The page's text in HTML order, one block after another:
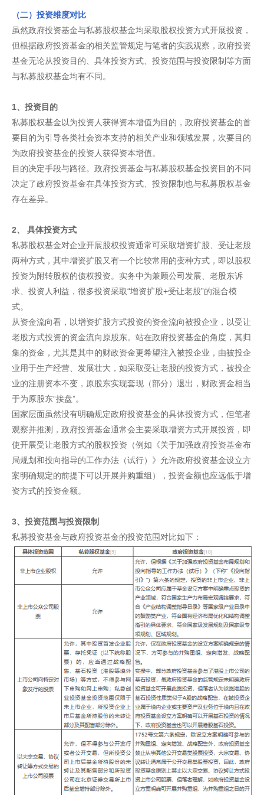
（二）投资维度对比
虽然政府投资基金与私募股权基金均采取股权投资方式开展投资，
但根据政府投资基金的相关监管规定与笔者的实践观察，政府投资
基金无论从投资目的、具体投资方式、投资范围与投资限制等方面
与私募股权基金均有不同。
1、投资目的
私募股权基金以为投资人获得资本增值为目的，政府投资基金的首
要目的为引导各类社会资本支持的相关产业和领域发展，次要目的
为政府投资基金的投资人获得资本增值。
目的决定手段与路径。政府投资基金与私募股权基金投资目的不同
决定了政府投资基金在具体投资方式、投资限制也与私募股权基金
存在差异。
2、 具体投资方式
私募股权基金对企业开展股权投资通常可采取增资扩股、受让老股
两种方式，其中增资扩股又有一个比较常用的变种方式，即以股权
投资为附转股权的债权投资。实务中为兼顾公司发展、老股东诉
求、投资人利益，很多投资采取“增资扩股+受让老股”的混合模
式。
从资金流向看，以增资扩股方式投资的资金流向被投企业，以受让
老股方式投资的资金流向原股东。站在政府投资基金的角度，其归
集的资金，尤其是其中的财政资金更希望注入被投企业，由被投企
业用于生产经营、发展壮大，如采取受让老股的投资方式，被投企
业的注册资本不变，原股东实现套现（部分）退出，财政资金相当
于为原股东“接盘”。
国家层面虽然没有明确规定政府投资基金的具体投资方式，但笔者
观察并推测，政府投资基金通常会主要采取增资方式开展投资，即
使开展受让老股方式的股权投资（例如《关于加强政府投资基金布
局规划和投向指导的工作办法（试行）》允许政府投资基金设立方
案明确规定的前提下可以开展并购重组），投资金额也应远低于增
资方式的投资金额。
3、投资范围与投资限制
私募投资基金与政府投资基金的投资范围对比如下：